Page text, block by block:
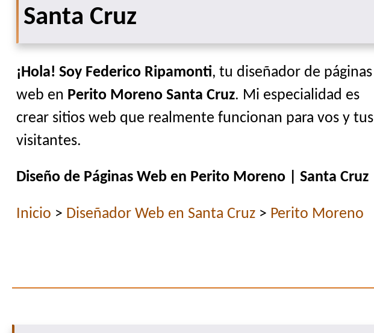
Santa Cruz
¡Hola! Soy Federico Ripamonti, tu diseñador de páginas
web en Perito Moreno Santa Cruz. Mi especialidad es
crear sitios web que realmente funcionan para vos y tus
visitantes.
Diseño de Páginas Web en Perito Moreno | Santa Cruz
Inicio > Diseñador Web en Santa Cruz> Perito Moreno